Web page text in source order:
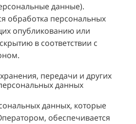
данные).
обработка персональных
опубликованию или
в соответствии с
передачи и других
данных
данных, которые
обеспечивается